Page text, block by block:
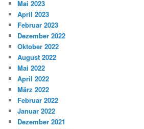
Mai 2023
April 2023
Februar 2023
Dezember 2022
Oktober 2022
August 2022
Mai 2022
April 2022
März 2022
Februar 2022
Januar 2022
Dezember 2021